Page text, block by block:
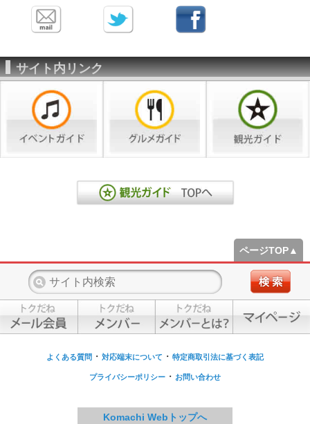
サイト内リンク
ページTOP▲
よくある質問 ・ 対応端末について ・ 特定商取引法に基づく表記
プライバシーポリシー ・ お問い合わせ
Komachi Webトップへ